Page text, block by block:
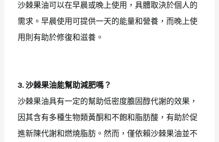
沙棘果油可以在早晨或晚上使用，具體取決於個人的
需求。早晨使用可提供一天的能量和營養，而晚上使
用則有助於修復和滋養。
3. 沙棘果油能幫助減肥嗎？
沙棘果油具有一定的幫助低密度膽固醇代謝的效果，
因其含有多種生物類黃酮和不飽和脂肪酸，有助於促
進新陳代謝和燃燒脂肪。然而，僅依賴沙棘果油並不